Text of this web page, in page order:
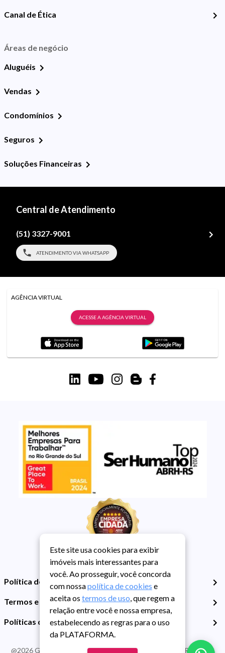
Canal de Ética
Áreas de negócio
Aluguéis
Vendas
Condomínios
Seguros
Soluções Financeiras
Central de Atendimento
(51) 3327-9001
ATENDIMENTO VIA WHATSAPP
AGÊNCIA VIRTUAL
ACESSE A AGÊNCIA VIRTUAL
Política de Privacidade
Termos e Condições de Uso
Políticas de Cookies
@2026Guarida Imóvel. Todos os direitos reservados. CRECI RS -
Este site usa cookies para exibir
imóveis mais interessantes para
você. Ao prosseguir, você concorda
com nossapolítica de cookies e
aceita os termos de uso, que regem a
relação entre você e nossa empresa,
estabelecendo as regras para o uso
da PLATAFORMA.